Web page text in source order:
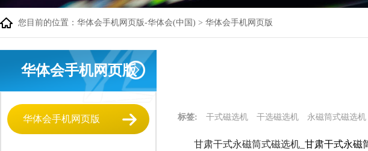
您目前的位置： 华体会手机网页版-华体会(中国) > 华体会手机网页版
华体会手机网页版
华体会手机网页版 标签: 干式磁选机 干选磁选机 永磁筒式磁选机
甘肃干式永磁筒式磁选机_ 甘肃干式永磁